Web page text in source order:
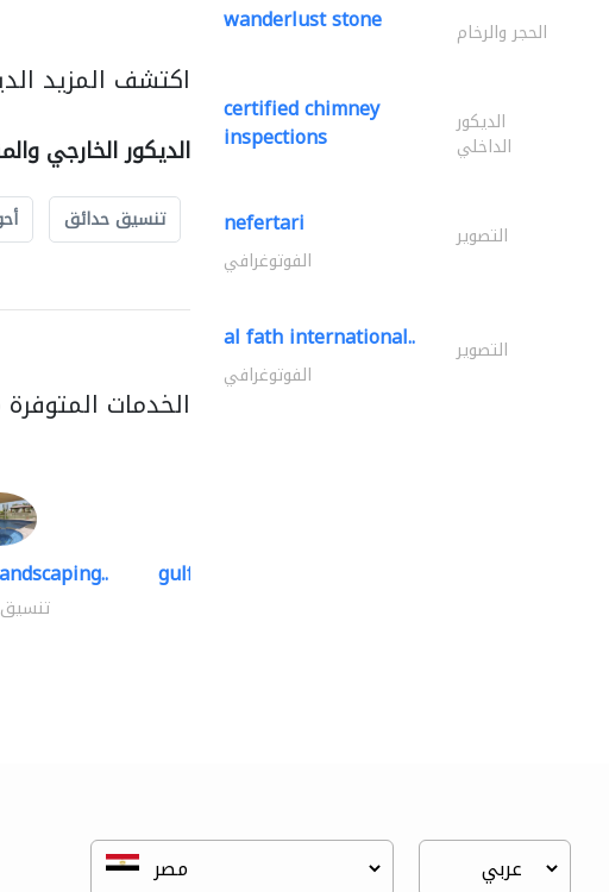
اكتشف المزيد
الديكور الخارجي
تنسيق حدائق
الخدمات
gulf-gardens lanscape llc
wanderlust stone الحجر والرخام
certified chimney
inspections الديكور
الداخلي
nefertari التصوير
الفوتوغرافي
al fath international.. التصوير
الفوتوغرافي